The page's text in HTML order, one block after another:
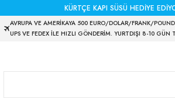
KÜRTÇE KAPI SÜSÜ HEDİYE
AVRUPA VE AMERİKAYA 500 EURO/DOLAR/FRANK/
UPS VE FEDEX İLE HIZLI GÖNDERİM. YURTDIŞI 8-10 GÜN